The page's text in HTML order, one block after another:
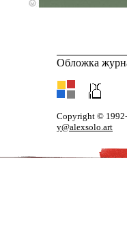
Обложка
Copyright ©
y@alexsolo.art